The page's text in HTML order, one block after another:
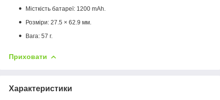
Місткість батареї: 1200 mAh.
Розміри: 27.5 × 62.9 мм.
Вага: 57 г.
Приховати
Характеристики